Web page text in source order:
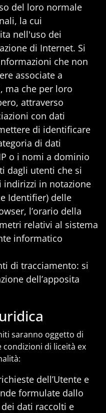
del loro normale
la cui
nell'uso dei
di Internet. Si
che non
associate a
ma che per loro
attraverso
con dati
di identificare
di dati
o i nomi a dominio
dagli utenti che si
indirizzi in notazione
Identifier) delle
l’orario della
relativi al sistema
informatico
di tracciamento: si
dell’apposita
saranno oggetto di
di liceità ex
dell’Utente e
formulate dallo
dati raccolti e